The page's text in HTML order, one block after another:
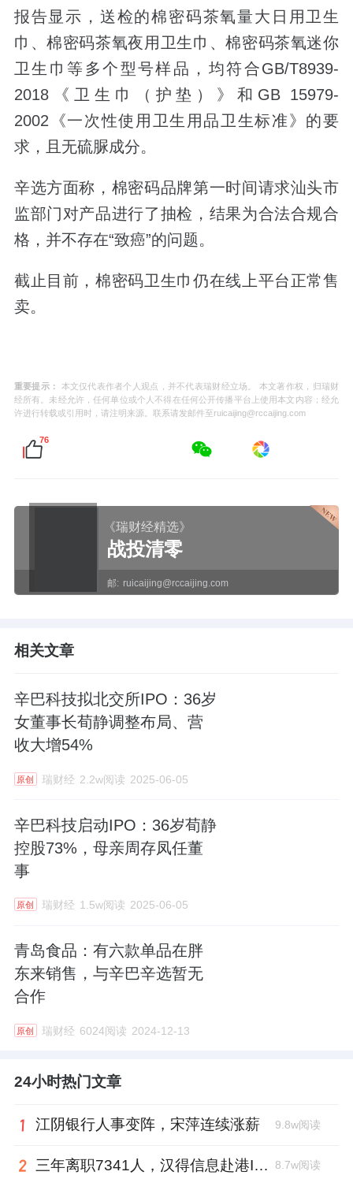
报告显示，送检的棉密码茶氧量大日用卫生
巾、棉密码茶氧夜用卫生巾、棉密码茶氧迷你
卫生巾等多个型号样品，均符合GB/T8939-
2018《卫生巾（护垫）》和GB 15979-
2002《一次性使用卫生用品卫生标准》的要
求，且无硫脲成分。
辛选方面称，棉密码品牌第一时间请求汕头市
监部门对产品进行了抽检，结果为合法合规合
格，并不存在“致癌”的问题。
截止目前，棉密码卫生巾仍在线上平台正常售
卖。
重要提示：
本文仅代表作者个人观点，并不代表瑞财经立场。 本文著作权，归瑞财
经所有。未经允许，任何单位或个人不得在任何公开传播平台上使用本文内容；经允
许进行转载或引用时，请注明来源。联系请发邮件至ruicaijing@rccaijing.com
76
《瑞财经精选》
战投清零
邮: ruicaijing@rccaijing.com
相关文章
辛巴科技拟北交所IPO：36岁
女董事长荀静调整布局、营
收大增54%
原创 瑞财经 2.2w阅读 2025-06-05
辛巴科技启动IPO：36岁荀静
控股73%，母亲周存凤任董
事
原创 瑞财经 1.5w阅读 2025-06-05
青岛食品：有六款单品在胖
东来销售，与辛巴辛选暂无
合作
原创 瑞财经 6024阅读 2024-12-13
24小时热门文章
江阴银行人事变阵，宋萍连续涨薪 9.8w阅读
三年离职7341人，汉得信息赴港IPO前欠缴社保1.55亿元 8.7w阅读